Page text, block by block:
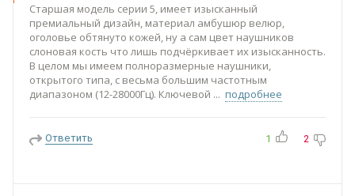
Старшая модель серии 5, имеет изысканный
премиальный дизайн, материал амбушюр велюр,
оголовье обтянуто кожей, ну а сам цвет наушников
слоновая кость что лишь подчёркивает их изысканность.
В целом мы имеем полноразмерные наушники,
открытого типа, с весьма большим частотным
диапазоном (12-28000Гц). Ключевой
подробнее
Ответить 1 2